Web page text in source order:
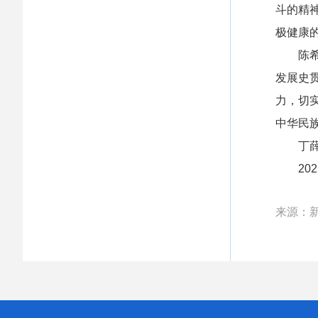
斗的精
极健康
陈希
发展史
力，切
中华民
丁薛
2021
来源：